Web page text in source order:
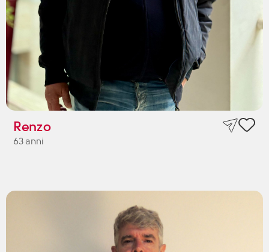
Renzo
63 anni